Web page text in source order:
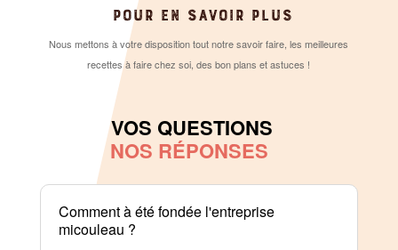
POUR EN SAVOIR PLUS
Nous mettons à votre disposition tout notre savoir faire, les meilleures
recettes à faire chez soi, des bon plans et astuces !
VOS QUESTIONS
NOS RÉPONSES
Comment à été fondée l'entreprise
micouleau ?